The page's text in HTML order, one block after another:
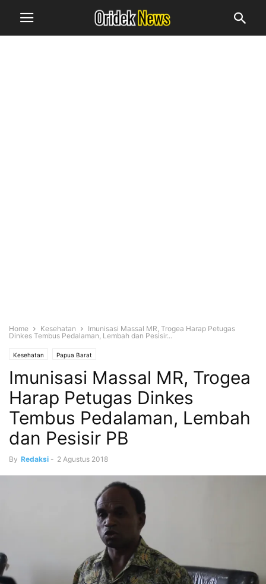
Home Kesehatan
Imunisasi Massal MR, Trogea Harap Petugas
Dinkes Tembus Pedalaman, Lembah dan Pesisir...
Kesehatan Papua Barat
Imunisasi Massal MR, Trogea
Harap Petugas Dinkes
Tembus Pedalaman, Lembah
dan Pesisir PB
By Redaksi - 2 Agustus 2018